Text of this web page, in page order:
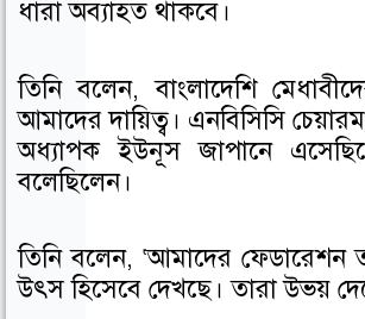
ধারা অব্যাহত থাকবে।
তিনি বলেন, বাংলাদেশি
আমাদের দায়িত্ব। এনবিসিসি
অধ্যাপক ইউনূস জাপানে
বলেছিলেন।
তিনি বলেন, ‘আমাদের ফেডারেশন
উৎস হিসেবে দেখছে। তারা উভয়